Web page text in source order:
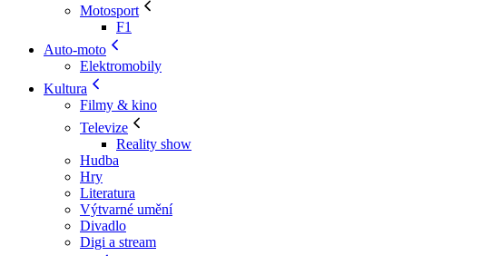
Motosport
F1
Auto-moto
Elektromobily
Kultura
Filmy & kino
Televize
Reality show
Hudba
Hry
Literatura
Výtvarné umění
Divadlo
Digi a stream